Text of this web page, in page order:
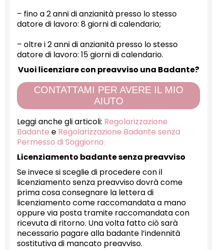
– fino a 2 anni di anzianità presso lo stesso
datore di lavoro: 8 giorni di calendario;
– oltre i 2 anni di anzianità presso lo stesso
datore di lavoro: 15 giorni di calendario.
Vuoi licenziare con preavviso una Badante?
CONTATTAMI PER AVERE IL MIO
AIUTO
Leggi anche gli articoli: Regolarizzazione
Badante e Regolarizzazione Badante senza
Permesso di Soggiorno.
Licenziamento badante senza preavviso
Se invece si sceglie di procedere con il
licenziamento senza preavviso dovrà come
prima cosa consegnare la lettera di
licenziamento come raccomandata a mano
oppure via posta tramite raccomandata con
ricevuta di ritorno. Una volta fatto ciò sarà
necessario pagare alla badante l’indennità
sostitutiva di mancato preavviso.